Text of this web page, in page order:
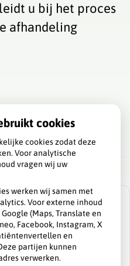
u bij het proces
afhandeling
gegeven voor
is om dit te
cookies
cookies zodat deze
Voor analytische
vragen wij uw
werken wij samen met
Voor externe inhoud
(Maps, Translate en
Facebook, Instagram, X
en
partijen kunnen
verwerken.